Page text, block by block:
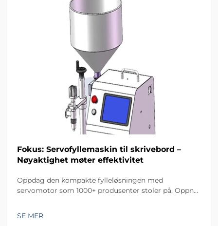
Fokus: Servofyllemaskin til skrivebord –
Nøyaktighet møter effektivitet
Oppdag den kompakte fylleløsningen med
servomotor som 1000+ produsenter stoler på. Oppnå
dag.
SE MER